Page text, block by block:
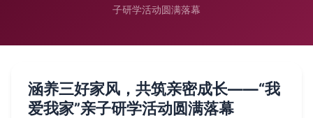
子研学活动圆满落幕
涵养三好家风，共筑亲密成长——“我
爱我家”亲子研学活动圆满落幕